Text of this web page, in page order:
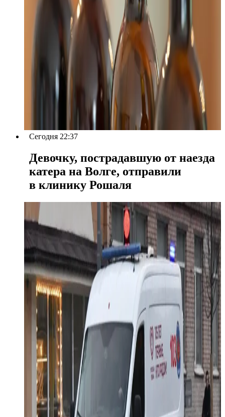
Сегодня 22:37
Девочку, пострадавшую от наезда
катера на Волге, отправили
в клинику Рошаля